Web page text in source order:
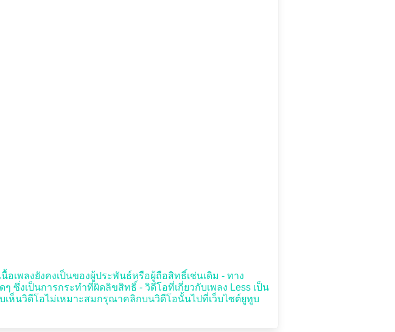
อเพลงยังคงเป็นของผู้ประพันธ์หรือผู้ถือสิทธิ์เช่นเดิม - ทาง
ซึ่งเป็นการกระทำที่ผิดลิขสิทธิ์ - วิดีโอที่เกี่ยวกับเพลง Less เป็น
เห็นวิดีโอไม่เหมาะสมกรุณาคลิกบนวิดีโอนั้นไปที่เว็บไซต์ยูทูบ